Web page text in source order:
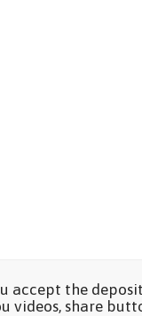
accept the
videos, share